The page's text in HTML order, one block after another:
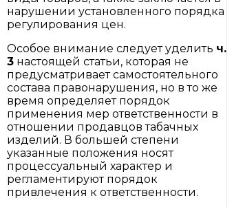
нарушении установленного порядка
регулирования цен.
Особое внимание следует уделить ч.
3 настоящей статьи, которая не
предусматривает самостоятельного
состава правонарушения, но в то же
время определяет порядок
применения мер ответственности в
отношении продавцов табачных
изделий. В большей степени
указанные положения носят
процессуальный характер и
регламентируют порядок
привлечения к ответственности.